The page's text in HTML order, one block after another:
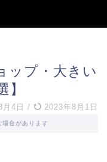
ップ・大きい
】
4日 / 2023年8月1日
場合があります